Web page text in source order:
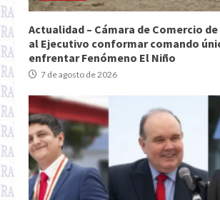
Actualidad – Cámara de Comercio
al Ejecutivo conformar comando
enfrentar Fenómeno El Niño
7 de agosto de 2026